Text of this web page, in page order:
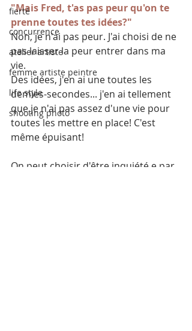
fierté
concurrence
atelier artiste
femme artiste peintre
life style
shooting photo
"Mais Fred, t'as pas peur qu'on te
prenne toutes tes idées?"
Non, je n'ai pas peur. J'ai choisi de ne
pas laisser la peur entrer dans ma
vie.
Des idées, j'en ai une toutes les
demies-secondes... j'en ai tellement
que je n'ai pas assez d'une vie pour
toutes les mettre en place! C'est
même épuisant!
On peut choisir d'être inquiété.e par